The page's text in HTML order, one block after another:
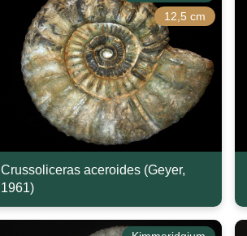
12,5 cm
Crussoliceras aceroides (Geyer,
1961)